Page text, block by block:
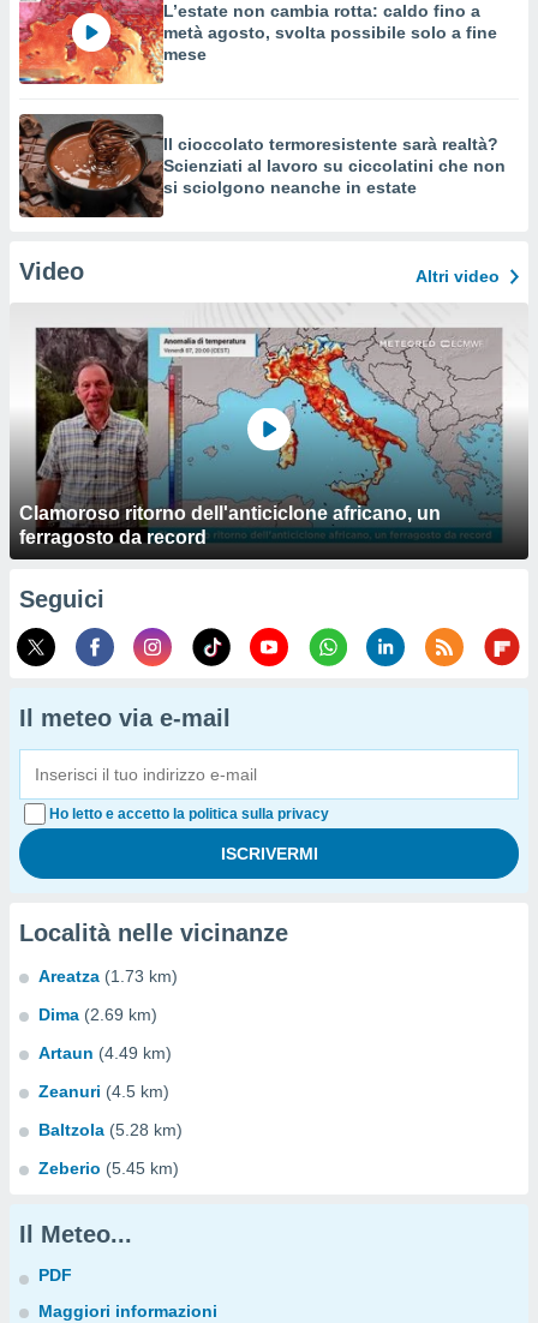
L’estate non cambia rotta: caldo fino a
metà agosto, svolta possibile solo a fine
mese
Il cioccolato termoresistente sarà realtà?
Scienziati al lavoro su ciccolatini che non
si sciolgono neanche in estate
Video Altri video
Clamoroso ritorno dell'anticiclone africano, un
ferragosto da record
Seguici
Il meteo via e-mail
Ho letto e accetto la politica sulla privacy
Località nelle vicinanze
Areatza (1.73 km)
Dima (2.69 km)
Artaun (4.49 km)
Zeanuri (4.5 km)
Baltzola (5.28 km)
Zeberio (5.45 km)
Il Meteo...
PDF
Maggiori informazioni